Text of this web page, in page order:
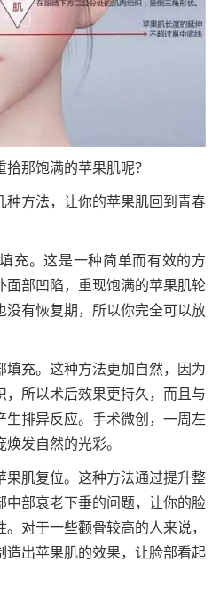
那饱满的苹果肌呢？
种方法，让你的苹果肌回到青春
填充。这是一种简单而有效的方
面部凹陷，重现饱满的苹果肌轮
没有恢复期，所以你完全可以放
填充。这种方法更加自然，因为
，所以术后效果更持久，而且与
生排异反应。手术微创，一周左
发自然的光彩。
果肌复位。这种方法通过提升整
中部衰老下垂的问题，让你的脸
对于一些颧骨较高的人来说，
造出苹果肌的效果，让脸部看起